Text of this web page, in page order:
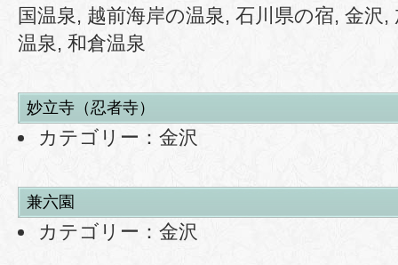
国温泉, 越前海岸の温泉, 石川県の宿, 金沢 ,
温泉, 和倉温泉
妙立寺（忍者寺）
カテゴリー： 金沢
兼六園
カテゴリー： 金沢